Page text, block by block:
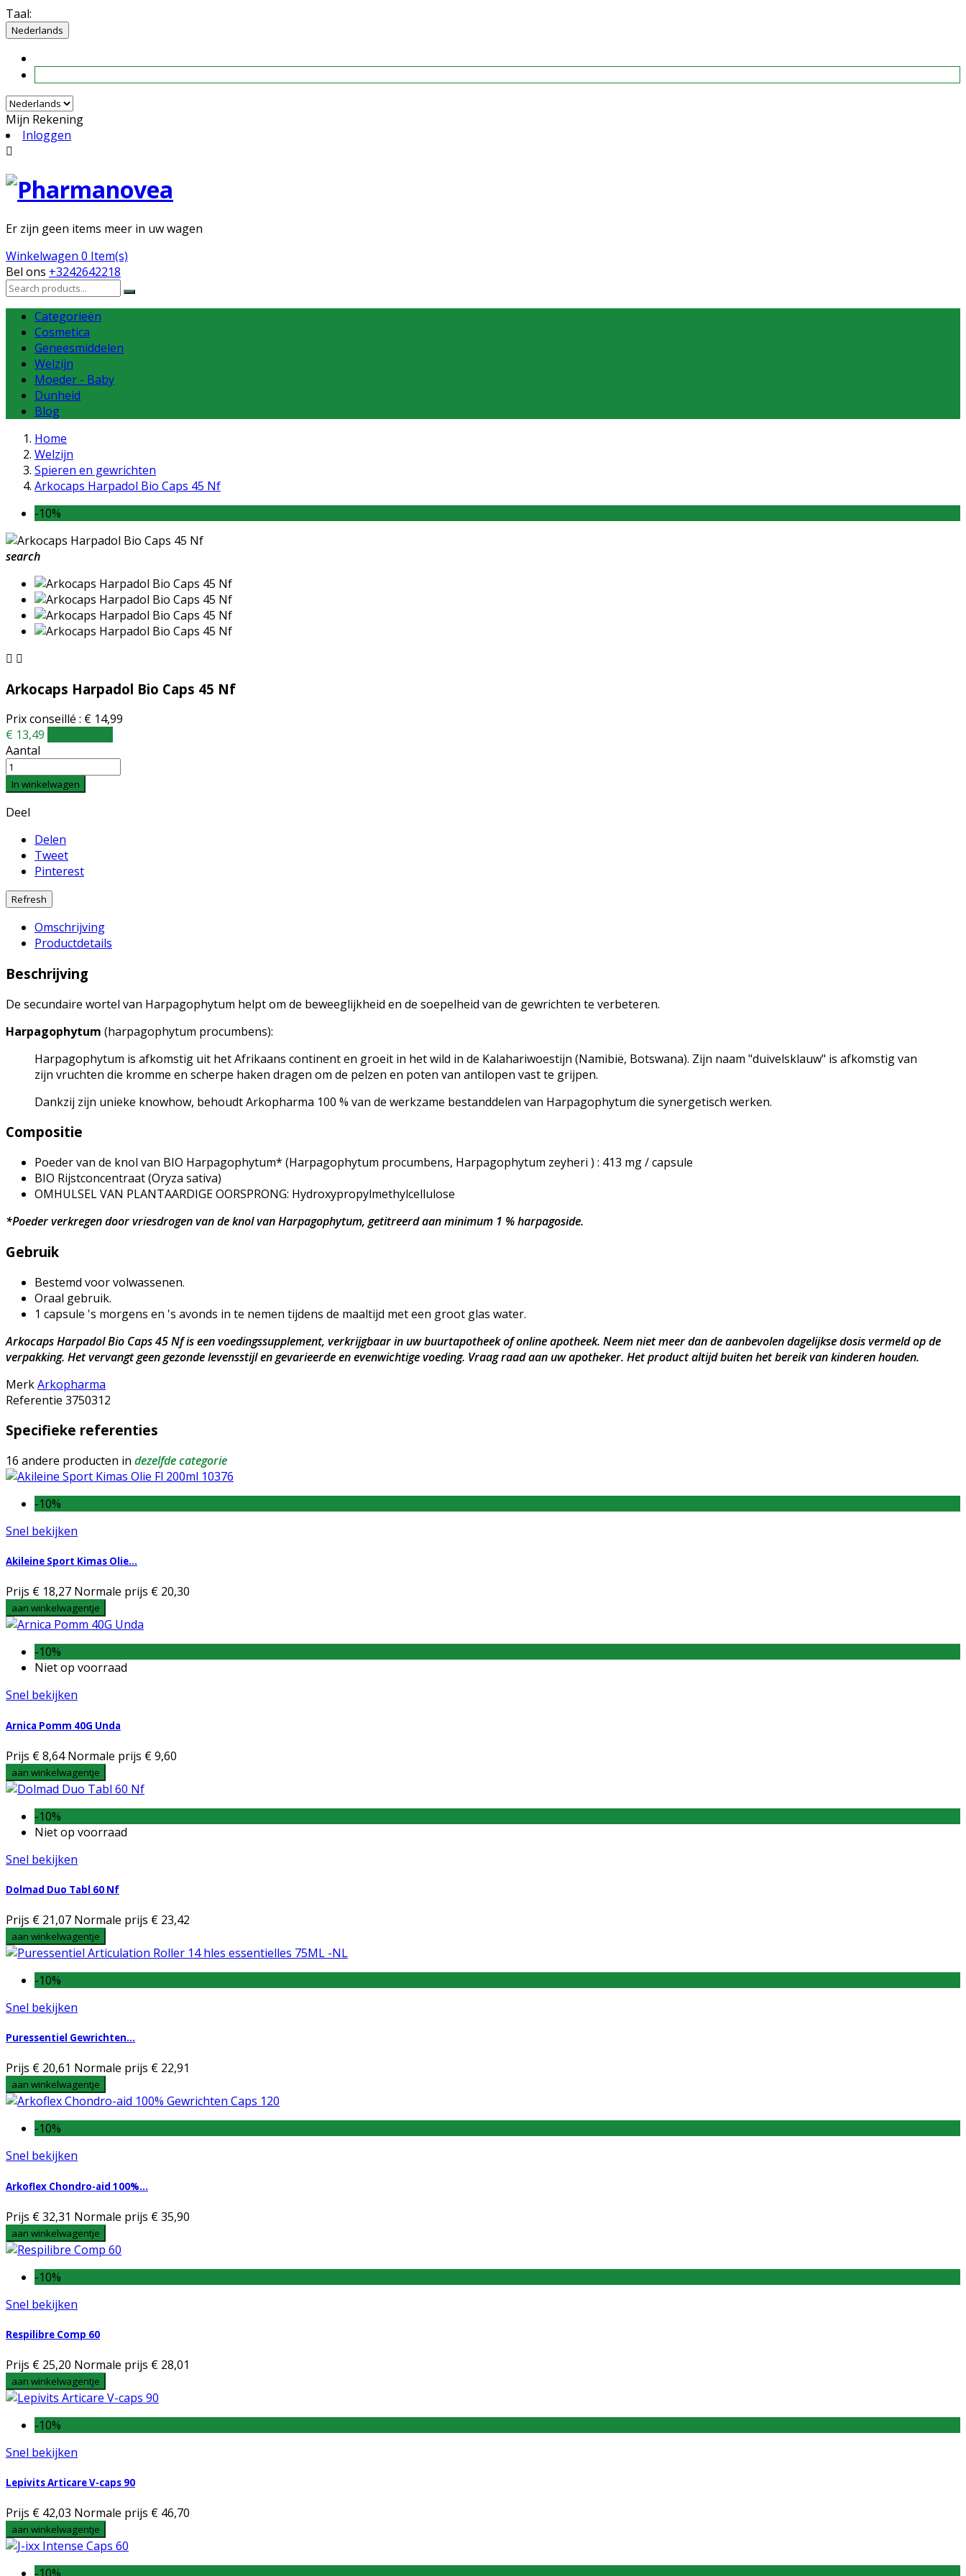
Taal:
Nederlands
Mijn Rekening
Inloggen

Er zijn geen items meer in uw wagen
Winkelwagen 0 Item(s)
Bel ons +3242642218
Categorieën
Cosmetica
Geneesmiddelen
Welzijn
Moeder - Baby
Dunheid
Blog
Home
Welzijn
Spieren en gewrichten
Arkocaps Harpadol Bio Caps 45 Nf
-10%
search
 
Arkocaps Harpadol Bio Caps 45 Nf
Prix conseillé : € 14,99
€ 13,49
Aantal
In winkelwagen
Deel
Delen
Tweet
Pinterest
Omschrijving
Productdetails
Beschrijving
De secundaire wortel van Harpagophytum helpt om de beweeglijkheid en de soepelheid van de gewrichten te verbeteren.
Harpagophytum (harpagophytum procumbens):
Harpagophytum is afkomstig uit het Afrikaans continent en groeit in het wild in de Kalahariwoestijn (Namibië, Botswana). Zijn naam "duivelsklauw" is afkomstig van
zijn vruchten die kromme en scherpe haken dragen om de pelzen en poten van antilopen vast te grijpen.
Dankzij zijn unieke knowhow, behoudt Arkopharma 100 % van de werkzame bestanddelen van Harpagophytum die synergetisch werken.
Compositie
Poeder van de knol van BIO Harpagophytum* (Harpagophytum procumbens, Harpagophytum zeyheri ) : 413 mg / capsule
BIO Rijstconcentraat (Oryza sativa)
OMHULSEL VAN PLANTAARDIGE OORSPRONG: Hydroxypropylmethylcellulose
*Poeder verkregen door vriesdrogen van de knol van Harpagophytum, getitreerd aan minimum 1 % harpagoside.
Gebruik
Bestemd voor volwassenen.
Oraal gebruik.
1 capsule 's morgens en 's avonds in te nemen tijdens de maaltijd met een groot glas water.
Arkocaps Harpadol Bio Caps 45 Nf is een voedingssupplement, verkrijgbaar in uw buurtapotheek of online apotheek. Neem niet meer dan de aanbevolen dagelijkse dosis vermeld op de
verpakking. Het vervangt geen gezonde levensstijl en gevarieerde en evenwichtige voeding. Vraag raad aan uw apotheker. Het product altijd buiten het bereik van kinderen houden.
MerkArkopharma
Referentie 3750312
Specifieke referenties
16 andere producten in dezelfde categorie
-10%
Snel bekijken
Akileine Sport Kimas Olie...
Prijs € 18,27 Normale prijs € 20,30
aan winkelwagentje
-10%
Niet op voorraad
Snel bekijken
Arnica Pomm 40G Unda
Prijs € 8,64 Normale prijs € 9,60
aan winkelwagentje
-10%
Niet op voorraad
Snel bekijken
Dolmad Duo Tabl 60 Nf
Prijs € 21,07 Normale prijs € 23,42
aan winkelwagentje
-10%
Snel bekijken
Puressentiel Gewrichten...
Prijs € 20,61 Normale prijs € 22,91
aan winkelwagentje
-10%
Snel bekijken
Arkoflex Chondro-aid 100%...
Prijs € 32,31 Normale prijs € 35,90
aan winkelwagentje
-10%
Snel bekijken
Respilibre Comp 60
Prijs € 25,20 Normale prijs € 28,01
aan winkelwagentje
-10%
Snel bekijken
Lepivits Articare V-caps 90
Prijs € 42,03 Normale prijs € 46,70
aan winkelwagentje